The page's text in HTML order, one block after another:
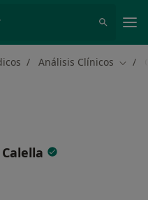
Análisis Clínicos